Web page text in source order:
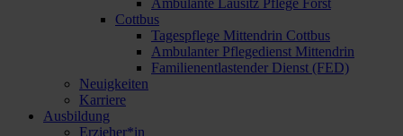
Cottbus
Tagespflege Mittendrin Cottbus
Ambulanter Pflegedienst Mittendrin
Familienentlastender Dienst (FED)
Neuigkeiten
Karriere
Ausbildung
Erzieher*in